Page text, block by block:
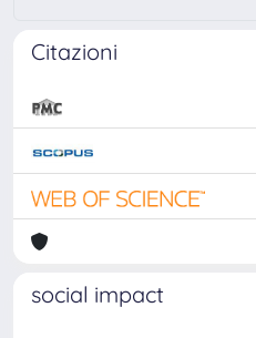
Citazioni
social impact